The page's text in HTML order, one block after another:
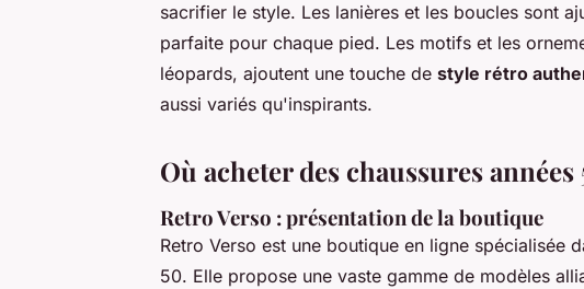
sacrifier le style. Les lanières et les boucles sont
parfaite pour chaque pied. Les motifs et les
léopards, ajoutent une touche de style rétro
aussi variés qu'inspirants.
Où acheter des chaussures années
Retro Verso : présentation de la boutique
Retro Verso est une boutique en ligne spécialisée
50. Elle propose une vaste gamme de modèles